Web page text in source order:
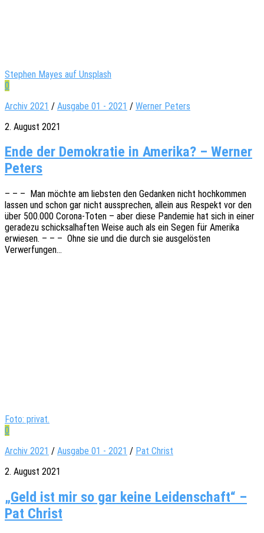
Stephen Mayes auf Unsplash
0
Archiv 2021 / Ausgabe 01 - 2021 / Werner Peters
2. August 2021
Ende der Demokratie in Amerika? – Werner
Peters
– – – Man möchte am liebs­ten den Gedan­ken nicht hoch­kom­men
lassen und schon gar nicht ausspre­chen, allein aus Respekt vor den
über 500.000 Corona-Toten – aber diese Pande­mie hat sich in einer
gera­de­zu schick­sal­haf­ten Weise auch als ein Segen für Ameri­ka
erwie­sen. – – – Ohne sie und die durch sie ausge­lös­ten
Verwerfungen…
Foto: privat.
0
Archiv 2021 / Ausgabe 01 - 2021 / Pat Christ
2. August 2021
„Geld ist mir so gar keine Leidenschaft“ –
Pat Christ